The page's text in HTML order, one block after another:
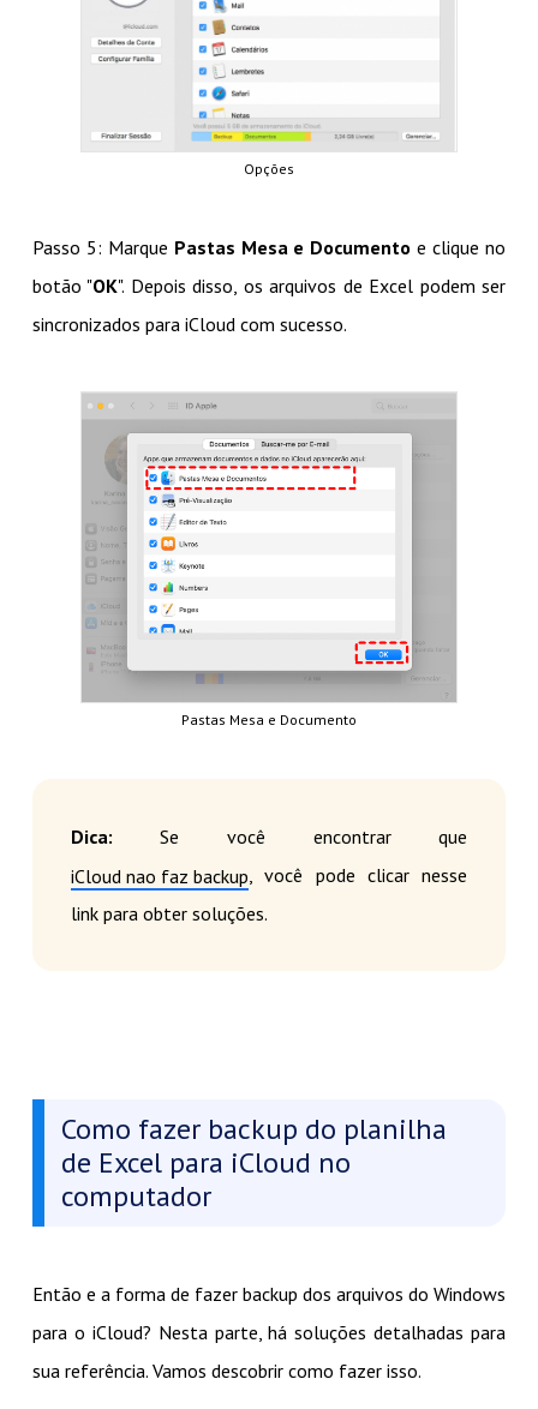
Opções
Passo 5: Marque Pastas Mesa e Documento e clique no
botão "OK". Depois disso, os arquivos de Excel podem ser
sincronizados para iCloud com sucesso.
Pastas Mesa e Documento
Dica: Se você encontrar que
iCloud nao faz backup , você pode clicar nesse
link para obter soluções.
Como fazer backup do planilha
de Excel para iCloud no
computador
Então e a forma de fazer backup dos arquivos do Windows
para o iCloud? Nesta parte, há soluções detalhadas para
sua referência. Vamos descobrir como fazer isso.